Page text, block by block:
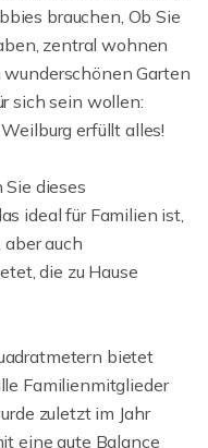
brauchen, Ob Sie
zentral wohnen
Garten
sich sein wollen:
erfüllt alles!
dieses
ideal für Familien ist,
auch
die zu Hause
bietet
Familienmitglieder
zuletzt im Jahr
eine gute Balance